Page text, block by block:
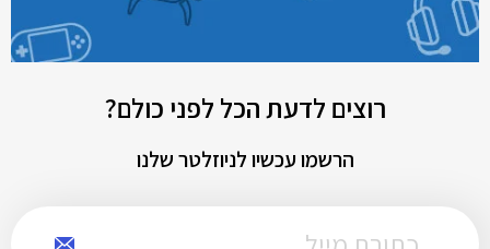
רוצים לדעת הכל לפני כולם?
הרשמו עכשיו לניוזלטר שלנו